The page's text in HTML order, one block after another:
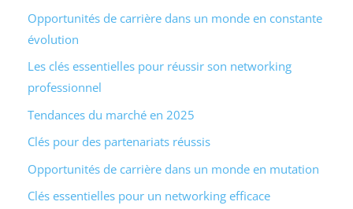
Opportunités de carrière dans un monde en constante
évolution
Les clés essentielles pour réussir son networking
professionnel
Tendances du marché en 2025
Clés pour des partenariats réussis
Opportunités de carrière dans un monde en mutation
Clés essentielles pour un networking efficace